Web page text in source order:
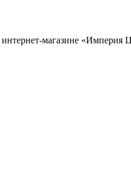
магазине «Империя